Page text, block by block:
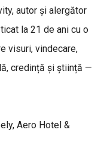
autor și alergător
la 21 de ani cu o
visuri, vindecare,
credință și știință —
Aero Hotel &